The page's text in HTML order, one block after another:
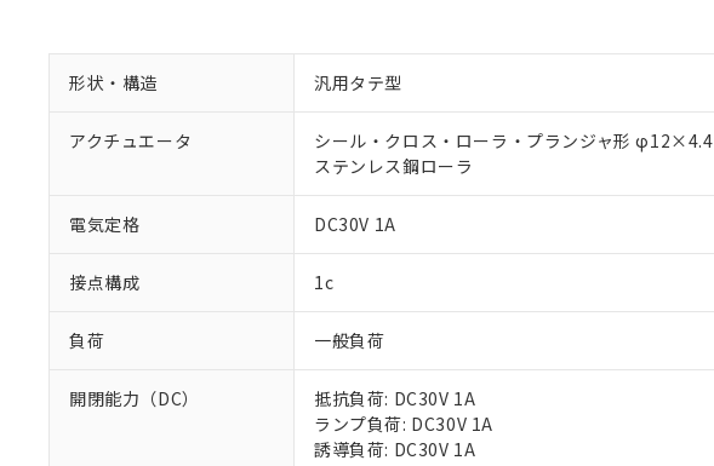
形状・構造 汎用タテ型
アクチュエータ
シール・クロス・ローラ・プランジャ形 φ12×4.4
ステンレス鋼ローラ
電気定格 DC30V 1A
接点構成 1c
負荷 一般負荷
開閉能力（DC）
抵抗負荷: DC30V 1A
ランプ負荷: DC30V 1A
誘導負荷: DC30V 1A